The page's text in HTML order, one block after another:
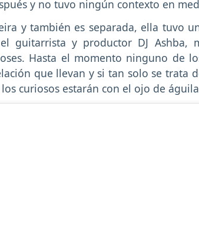
y no tuvo ningún contexto en
y también es separada, ella tuvo
guitarrista y productor DJ Ashba,
Hasta el momento ninguno de
que llevan y si tan solo se trata
curiosos estarán con el ojo de